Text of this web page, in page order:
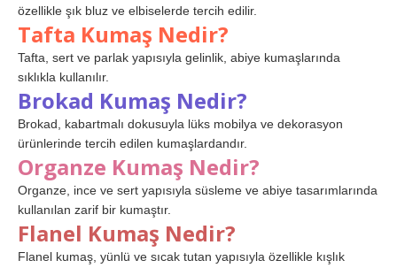
özellikle şık bluz ve elbiselerde tercih edilir.
Tafta Kumaş Nedir?
Tafta, sert ve parlak yapısıyla gelinlik, abiye kumaşlarında
sıklıkla kullanılır.
Brokad Kumaş Nedir?
Brokad, kabartmalı dokusuyla lüks mobilya ve dekorasyon
ürünlerinde tercih edilen kumaşlardandır.
Organze Kumaş Nedir?
Organze, ince ve sert yapısıyla süsleme ve abiye tasarımlarında
kullanılan zarif bir kumaştır.
Flanel Kumaş Nedir?
Flanel kumaş, yünlü ve sıcak tutan yapısıyla özellikle kışlık